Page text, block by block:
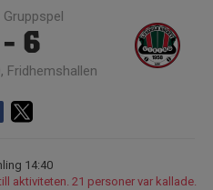
Gruppspel
- 6
Fridhemshallen
14:40
aktiviteten. 21 personer var kallade.